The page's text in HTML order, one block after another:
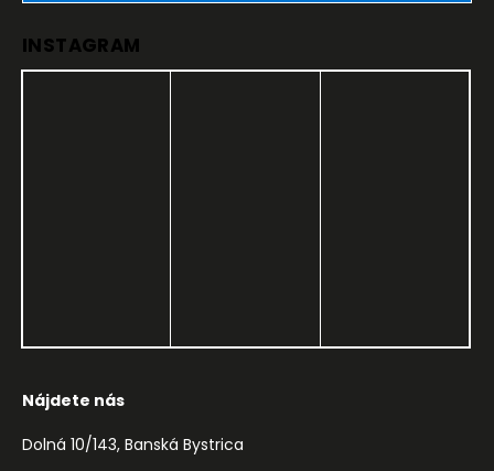
INSTAGRAM
Nájdete nás
Dolná 10/143, Banská Bystrica